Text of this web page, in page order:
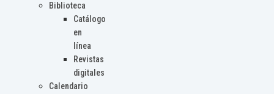
Biblioteca
Catálogo
en
línea
Revistas
digitales
Calendario